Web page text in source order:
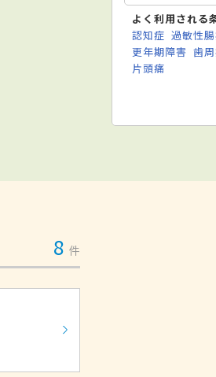
よく利用される
認知症 過敏性腸
更年期障害 歯
片頭痛
8 件